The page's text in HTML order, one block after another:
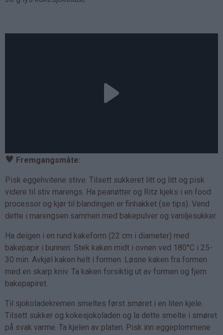
♥ Fremgangsmåte:
Pisk eggehvitene stive. Tilsett sukkeret litt og litt og pisk
videre til stiv marengs. Ha peanøtter og Ritz kjeks i en food
processor og kjør til blandingen er finhakket (se tips). Vend
dette i marengsen sammen med bakepulver og vaniljesukker.
Ha deigen i en rund kakeform (22 cm i diameter) med
bakepapir i bunnen. Stek kaken midt i ovnen ved 180°C i 25-
30 min. Avkjøl kaken helt i formen. Løsne kaken fra formen
med en skarp kniv. Ta kaken forsiktig ut av formen og fjern
bakepapiret.
Til sjokoladekremen smeltes først smøret i en liten kjele.
Tilsett sukker og kokesjokoladen og la dette smelte i smøret
på svak varme. Ta kjelen av platen. Pisk inn eggeplommene